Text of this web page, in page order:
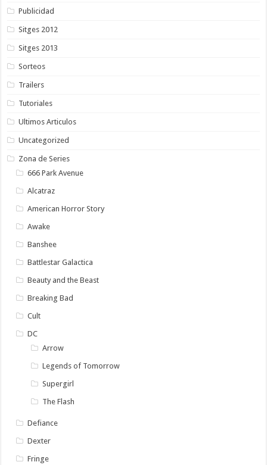
Publicidad
Sitges 2012
Sitges 2013
Sorteos
Trailers
Tutoriales
Ultimos Articulos
Uncategorized
Zona de Series
666 Park Avenue
Alcatraz
American Horror Story
Awake
Banshee
Battlestar Galactica
Beauty and the Beast
Breaking Bad
Cult
DC
Arrow
Legends of Tomorrow
Supergirl
The Flash
Defiance
Dexter
Fringe